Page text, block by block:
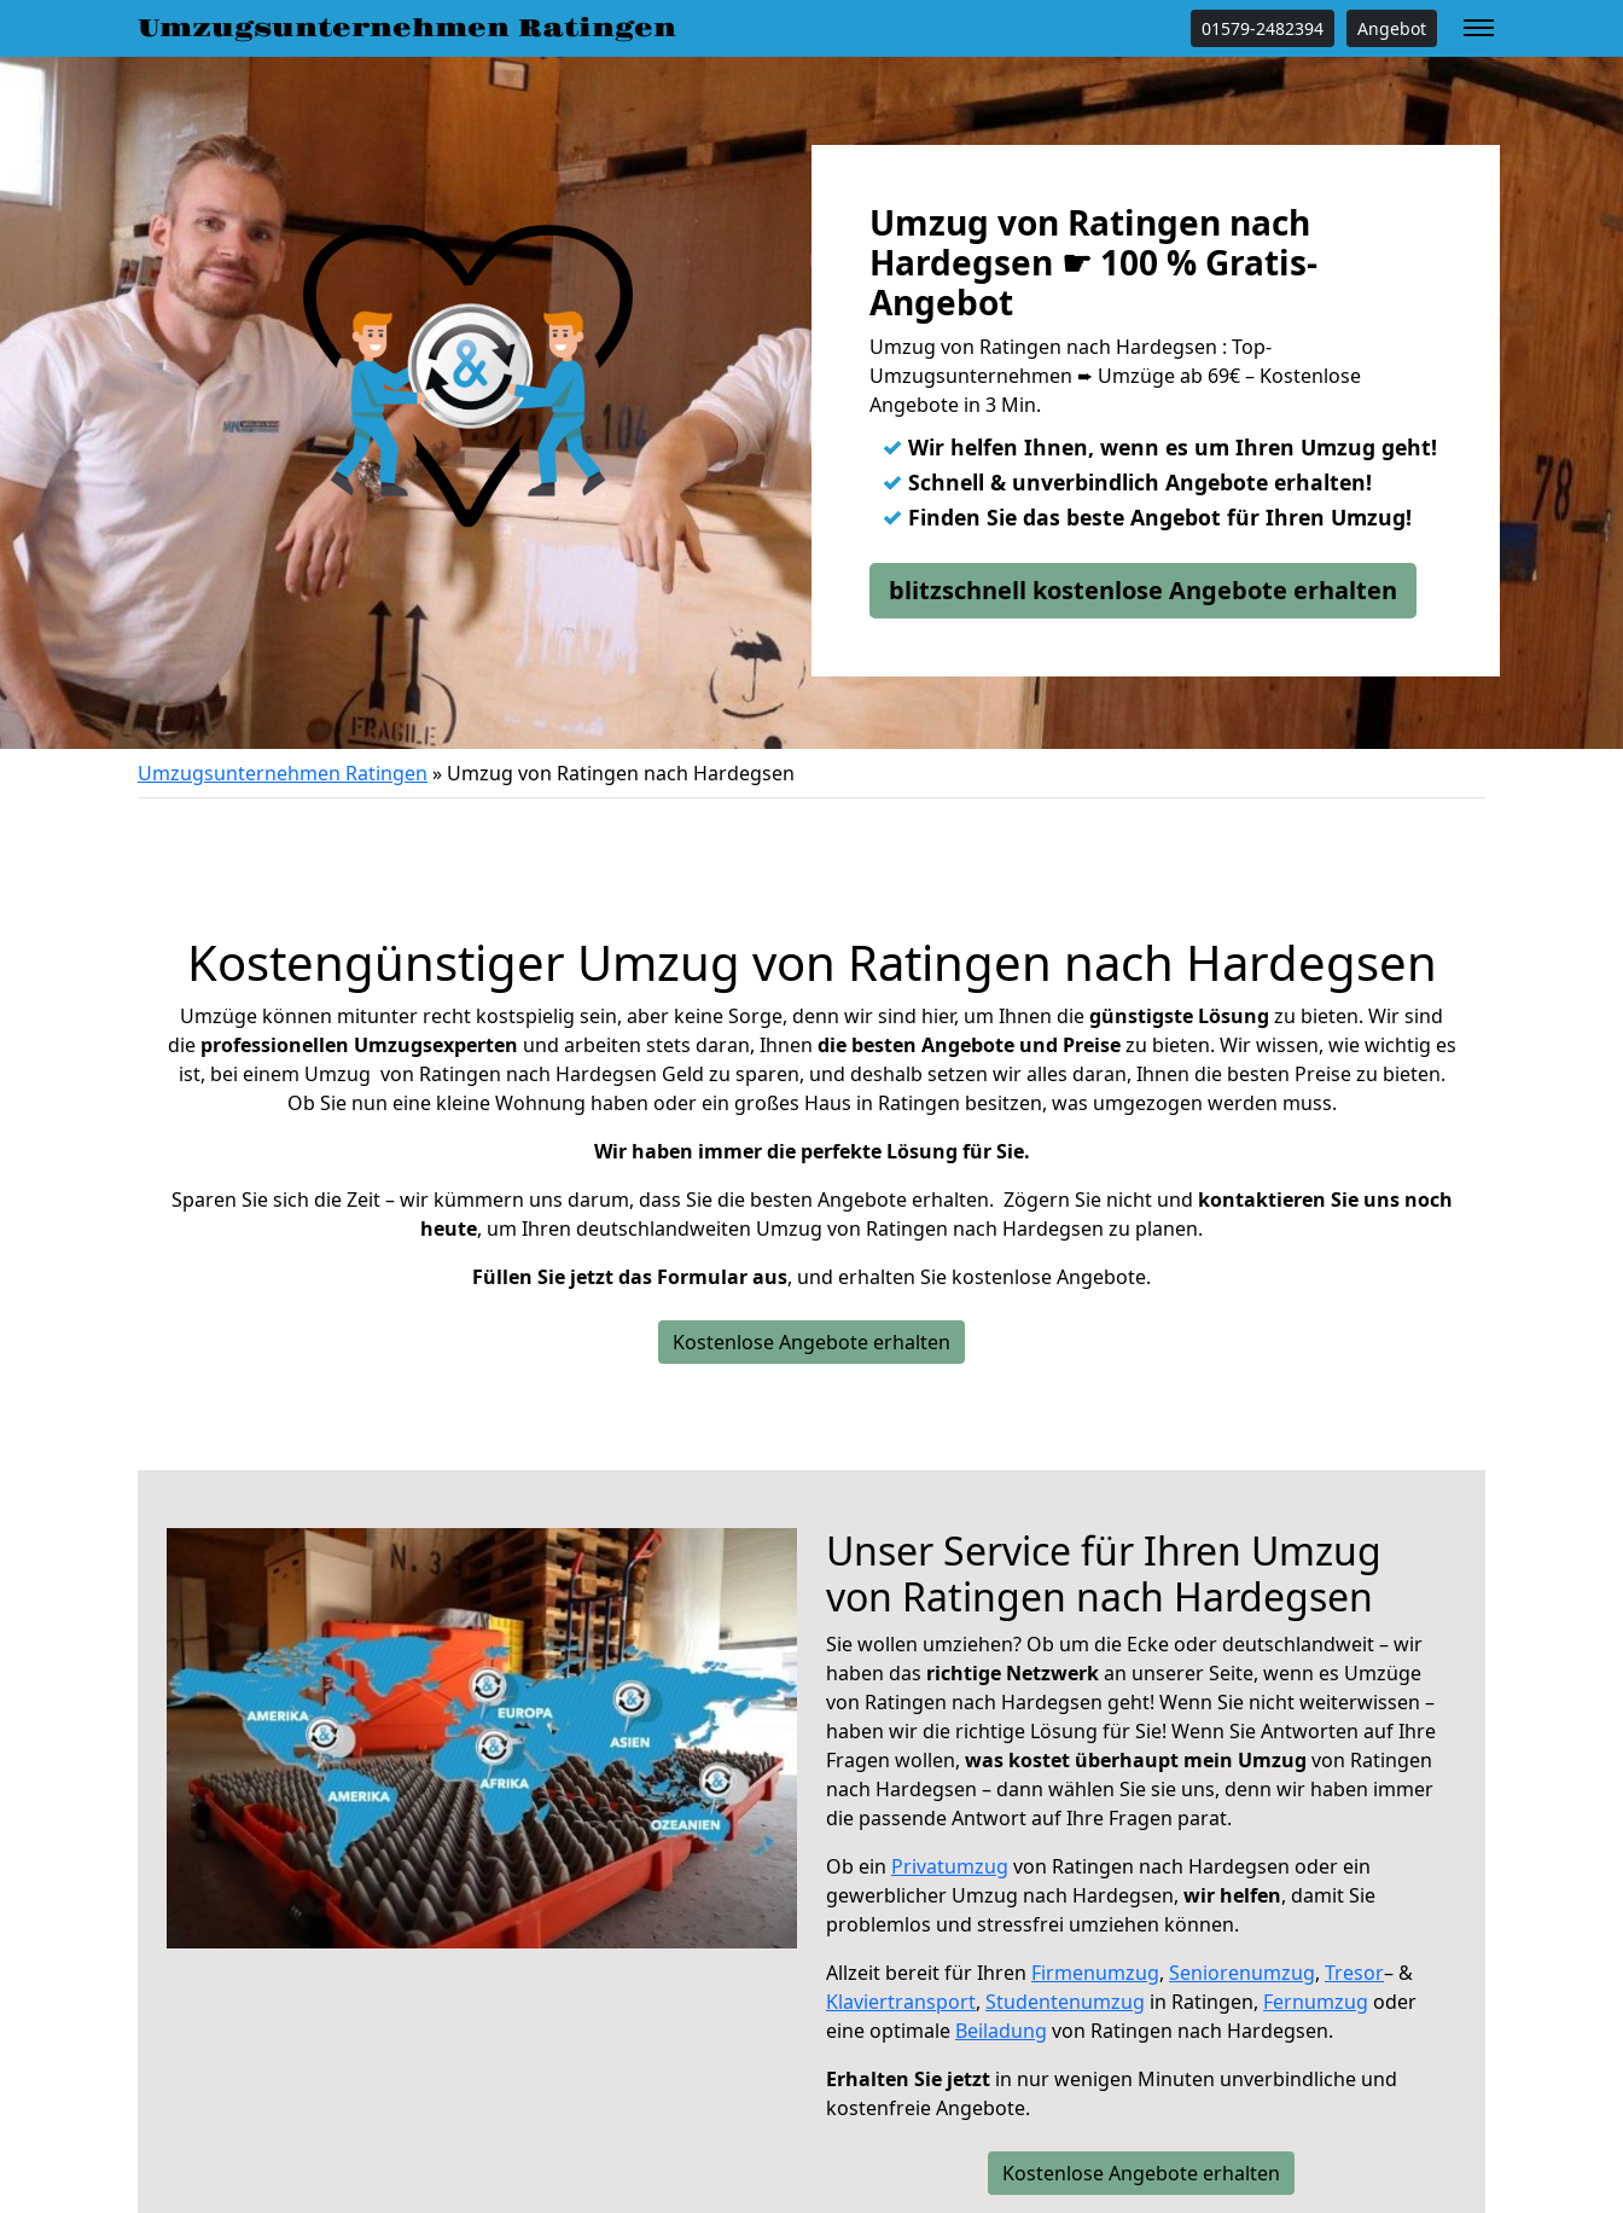
Umzugsunternehmen Ratingen 01579-2482394 Angebot
Umzug von Ratingen nach
Hardegsen ☛ 100 % Gratis-
Angebot
Umzug von Ratingen nach Hardegsen : Top-
Umzugsunternehmen ➨ Umzüge ab 69€ – Kostenlose
Angebote in 3 Min.
✓ Wir helfen Ihnen, wenn es um Ihren Umzug geht!
✓ Schnell & unverbindlich Angebote erhalten!
✓ Finden Sie das beste Angebot für Ihren Umzug!
blitzschnell kostenlose Angebote erhalten
Umzugsunternehmen Ratingen » Umzug von Ratingen nach Hardegsen
Kostengünstiger Umzug von Ratingen nach Hardegsen
Umzüge können mitunter recht kostspielig sein, aber keine Sorge, denn wir sind hier, um Ihnen diegünstigste Lösung zu bieten. Wir sind
die professionellen Umzugsexperten und arbeiten stets daran, Ihnen die besten Angebote und Preisezu bieten. Wir wissen, wie wichtig es
ist, bei einem Umzug von Ratingen nach Hardegsen Geld zu sparen, und deshalb setzen wir alles daran, Ihnen die besten Preise zu bieten.
Ob Sie nun eine kleine Wohnung haben oder ein großes Haus in Ratingen besitzen, was umgezogen werden muss.
Wir haben immer die perfekte Lösung für Sie.
Sparen Sie sich die Zeit – wir kümmern uns darum, dass Sie die besten Angebote erhalten. Zögern Sie nicht und kontaktieren Sie uns noch
heute, um Ihren deutschlandweiten Umzug von Ratingen nach Hardegsen zu planen.
Füllen Sie jetzt das Formular aus, und erhalten Sie kostenlose Angebote.
Kostenlose Angebote erhalten
Unser Service für Ihren Umzug
von Ratingen nach Hardegsen
Sie wollen umziehen? Ob um die Ecke oder deutschlandweit – wir
haben das richtige Netzwerkan unserer Seite, wenn es Umzüge
von Ratingen nach Hardegsen geht! Wenn Sie nicht weiterwissen –
haben wir die richtige Lösung für Sie! Wenn Sie Antworten auf Ihre
Fragen wollen, was kostet überhaupt mein Umzug von Ratingen
nach Hardegsen – dann wählen Sie sie uns, denn wir haben immer
die passende Antwort auf Ihre Fragen parat.
Ob ein Privatumzug von Ratingen nach Hardegsen oder ein
gewerblicher Umzug nach Hardegsen, wir helfen, damit Sie
problemlos und stressfrei umziehen können.
Allzeit bereit für Ihren Firmenumzug, Seniorenumzug, Tresor– &
Klaviertransport, Studentenumzug in Ratingen, Fernumzug oder
eine optimale Beiladung von Ratingen nach Hardegsen.
Erhalten Sie jetzt in nur wenigen Minuten unverbindliche und
kostenfreie Angebote.
Kostenlose Angebote erhalten